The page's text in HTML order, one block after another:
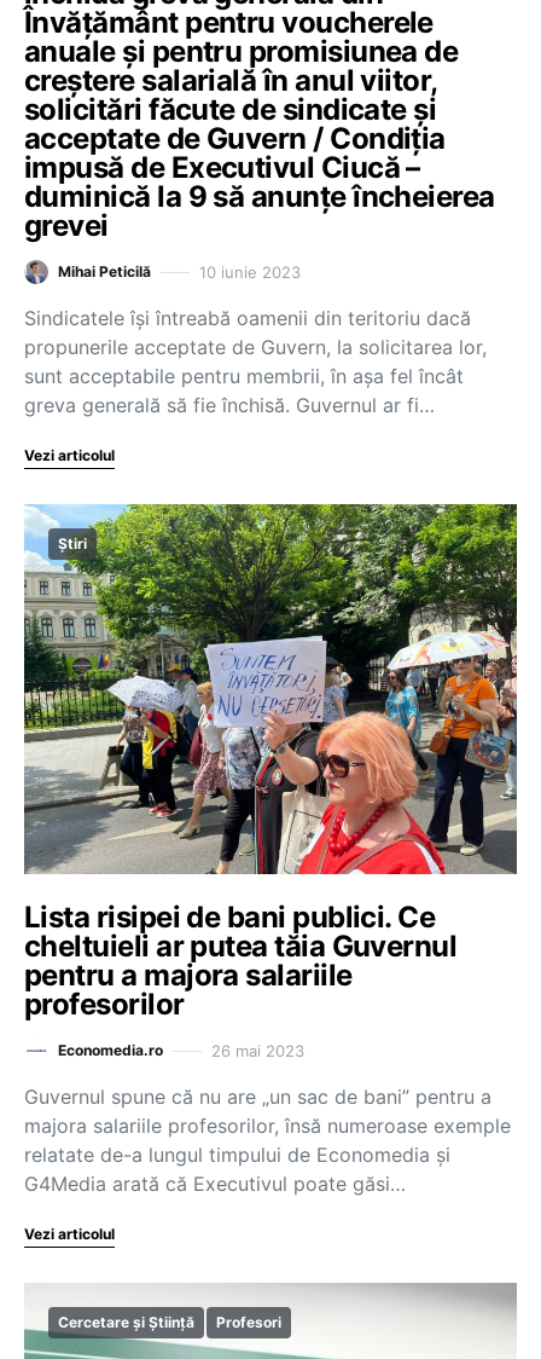
Învățământ pentru voucherele
anuale și pentru promisiunea de
creștere salarială în anul viitor,
solicitări făcute de sindicate și
acceptate de Guvern / Condiția
impusă de Executivul Ciucă –
duminică la 9 să anunțe încheierea
grevei
Mihai Peticilă 10 iunie 2023
Sindicatele își întreabă oamenii din teritoriu dacă
propunerile acceptate de Guvern, la solicitarea lor,
sunt acceptabile pentru membrii, în așa fel încât
greva generală să fie închisă. Guvernul ar fi…
Vezi articolul
Știri
Lista risipei de bani publici. Ce
cheltuieli ar putea tăia Guvernul
pentru a majora salariile
profesorilor
Economedia.ro 26 mai 2023
Guvernul spune că nu are „un sac de bani” pentru a
majora salariile profesorilor, însă numeroase exemple
relatate de-a lungul timpului de Economedia și
G4Media arată că Executivul poate găsi…
Vezi articolul
Cercetare și Știință Profesori